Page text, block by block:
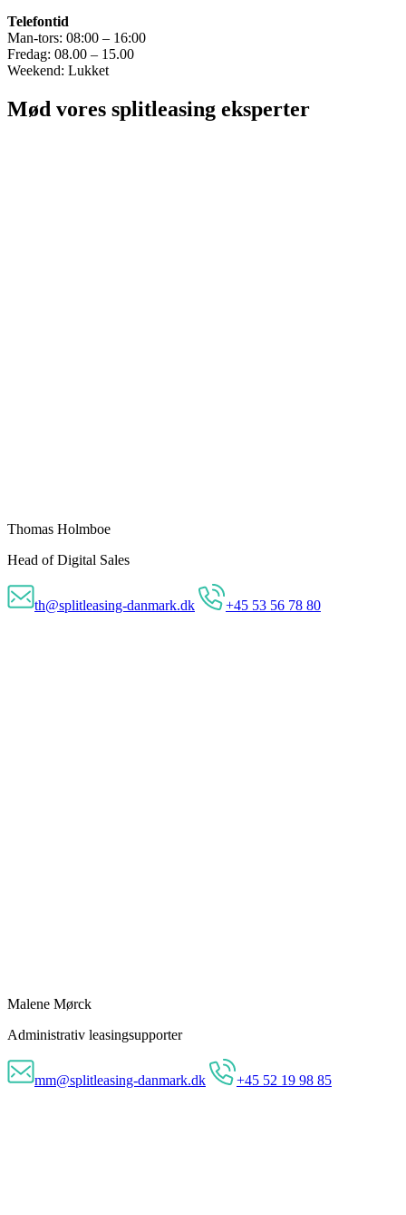
Telefontid
Man-tors: 08:00 – 16:00
Fredag: 08.00 – 15.00
Weekend: Lukket
Mød vores splitleasing eksperter
Thomas Holmboe
Head of Digital Sales
th@splitleasing-danmark.dk +45 53 56 78 80
Malene Mørck
Administrativ leasingsupporter
mm@splitleasing-danmark.dk +45 52 19 98 85